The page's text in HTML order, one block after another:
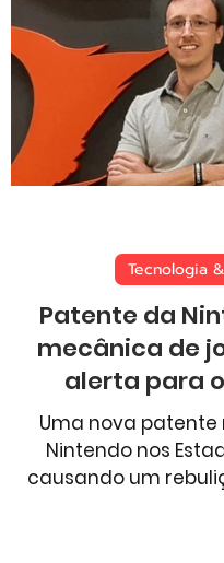
Artes
Podcast Varietà
Aventura
Patente da
mecânica de
alerta para
Uma nova
Nintendo nos
causando um
Tecnologia